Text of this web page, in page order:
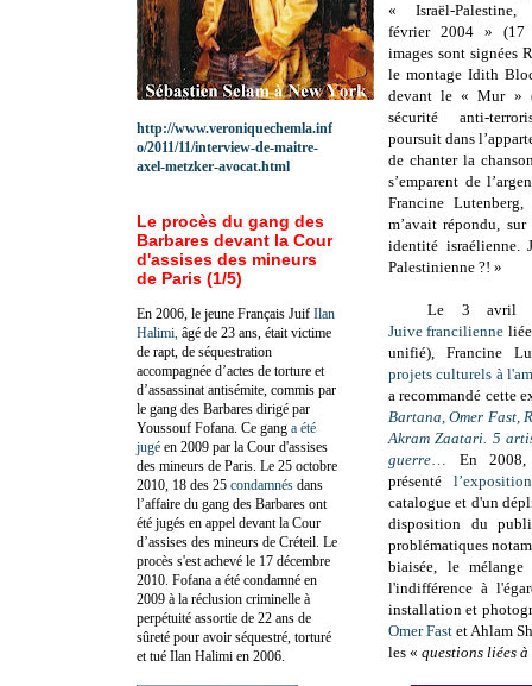
« Israël-
février 2004 » (17
images sont signées
le montage Idith
devant le « Mur »
sécurité anti-
poursuit dans
de chanter la
s’emparent de
Francine Lutenberg,
m’avait répondu,
identité israélienne.
Palestinienne ?! »
Le 3 avril
Juive francilienne
unifié), Francine
projets culturels à
a recommandé cette
Bartana, Omer Fast,
Akram Zaatari. 5
guerre… En
présenté
catalogue et d'un
disposition du
problématiques
biaisée, le
l'indifférence à
installation et
Omer Fast et Ahlam
les « questions liées
http://www.veroniquechemla.inf
o/2011/11/interview-de-maitre-
axel-metzker-avocat.html
Le procès du gang des
Barbares devant la Cour
d'assises des mineurs
de Paris (1/5)
En 2006, le jeune Français Juif Ilan
Halimi, âgé de 23 ans, était victime
de rapt, de séquestration
accompagnée d’actes de torture et
d’assassinat antisémite, commis par
le gang des Barbares dirigé par
Youssouf Fofana. Ce gang a été
jugé en 2009 par la Cour d'assises
des mineurs de Paris. Le 25 octobre
2010, 18 des 25 condamnés dans
l’affaire du gang des Barbares ont
été jugés en appel devant la Cour
d’assises des mineurs de Créteil. Le
procès s'est achevé le 17 décembre
2010. Fofana a été condamné en
2009 à la réclusion criminelle à
perpétuité assortie de 22 ans de
sûreté pour avoir séquestré, torturé
et tué Ilan Halimi en 2006.